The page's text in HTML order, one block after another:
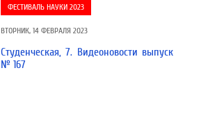
ФЕСТИВАЛЬ НАУКИ 2023
ВТОРНИК, 14 ФЕВРАЛЯ 2023
Студенческая, 7. Видеоновости выпуск
№ 167